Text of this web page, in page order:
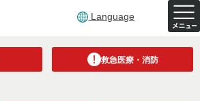
Language
救急医療・消防